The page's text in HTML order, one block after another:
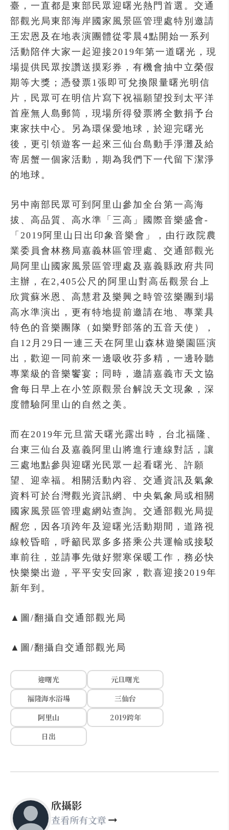
臺，一直都是東部民眾迎曙光熱門首選。交通
部觀光局東部海岸國家風景區管理處特別邀請
王宏恩及在地表演團體從零晨4點開始一系列
活動陪伴大家一起迎接2019年第一道曙光，現
場提供民眾按讚送摸彩券，有機會抽中立榮假
期等大獎；憑發票1張即可兌換限量曙光明信
片，民眾可在明信片寫下祝福願望投到太平洋
首座無人島郵筒，現場所得發票將全數捐予台
東家扶中心。另為環保愛地球，於迎完曙光
後，更引領遊客一起來三仙台島動手淨灘及給
寄居蟹一個家活動，期為我們下一代留下潔淨
的地球。
另中南部民眾可到阿里山參加全台第一高海
拔、高品質、高水準「三高」國際音樂盛會-
「2019阿里山日出印象音樂會」，由行政院農
業委員會林務局嘉義林區管理處、交通部觀光
局阿里山國家風景區管理處及嘉義縣政府共同
主辦，在2,405公尺的阿里山對高岳觀景台上
欣賞蘇米恩、高慧君及樂興之時管弦樂團到場
高水準演出，更有特地提前邀請在地、專業具
特色的音樂團隊（如樂野部落的五音天使），
自12月29日一連三天在阿里山森林遊樂園區演
出，歡迎一同前來一邊吸收芬多精，一邊聆聽
專業級的音樂饗宴；同時，邀請嘉義市天文協
會每日早上在小笠原觀景台解說天文現象，深
度體驗阿里山的自然之美。
而在2019年元旦當天曙光露出時，台北福隆、
台東三仙台及嘉義阿里山將進行連線對話，讓
三處地點參與迎曙光民眾一起看曙光、許願
望、迎幸福。相關活動內容、交通資訊及氣象
資料可於台灣觀光資訊網、中央氣象局或相關
國家風景區管理處網站查詢。交通部觀光局提
醒您，因各項跨年及迎曙光活動期間，道路視
線較昏暗，呼籲民眾多多搭乘公共運輸或接駁
車前往，並請事先做好禦寒保暖工作，務必快
快樂樂出遊，平平安安回家，歡喜迎接2019年
新年到。
▲圖/翻攝自交通部觀光局
▲圖/翻攝自交通部觀光局
迎曙光
元旦曙光
福隆海水浴場
三仙台
阿里山
2019跨年
日出
欣攝影
查看所有文章